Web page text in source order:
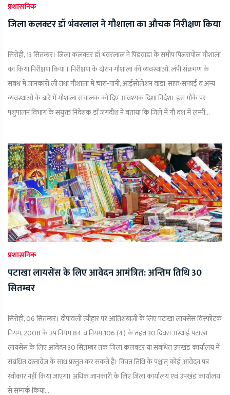
प्रशासनिक
जिला कलक्टर डॉ भंवरलाल ने गौशाला का औचक निरीक्षण किया
सिरोही, 13 सितम्बर। जिला कलक्टर डॉ भंवरलाल ने पिंडवाड़ा के समीप पिंजरापोल गौशाला
का किया निरीक्षण किया । निरीक्षण के दौरान गौशाला की व्यवस्थाओं, लंपी संक्रमण के
संबंध में जानकारी ली तथा गौशाला में चारा-पानी, आईसोलेशन वाडा, साफ-सफाई व अन्य
व्यवस्थाओं के बारें में गौशाला संचालक को दिए आवश्यक दिशा निर्देश। इस मौके पर
पशुपालन विभाग के संयुक्त निदेशक डाॅ जगदीश ने बताया कि जिले में गौ वंश में लम्पी...
प्रशासनिक
पटाखा लायसेंस के लिए आवेदन आमंत्रित: अन्तिम तिथि 30
सितम्बर
सिरोही, 06 सितम्बर। दीपावली त्यौहार पर आतिशबाजी के लिए पटाखा लायसेंस विस्फोटक
नियम, 2008 के उप नियम 84 व नियम 106 (4) के तहत 30 दिवस अस्थाई पटाखा
लायसेंस के लिए आवेदन 30 सितम्बर तक जिला कलक्टर या संबंधित उपखंड कार्यालय में
संबंधित दस्तावेज के साथ प्रस्तुत कर सकते है। नियत तिथि के पश्चात् कोई आवेदन पत्र
स्वीकार नहीं किया जाएगा। अधिक जानकारी के लिए जिला कार्यालय एवं उपखंड कार्यालय
से सम्पर्क किया...